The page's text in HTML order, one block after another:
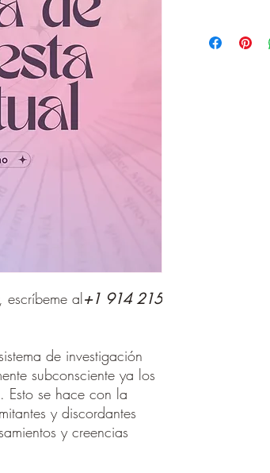
escríbeme al+1 914 215
de investigación
subconsciente ya los
Esto se hace con la
y discordantes
y creencias